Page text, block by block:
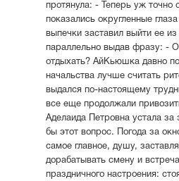
протянула: - Теперь уж точно
показались округленные
выпечки заставил выйти ее
параллельно выдав фразу: -
отдыхать? АйКьюшка давно
начальства лучше считать
выдался по-настоящему
все еще продолжали
Аделаида Петровна устала за
бы этот вопрос. Погода за
самое главное, душу,
дорабатывать смену и
праздничного настроения: